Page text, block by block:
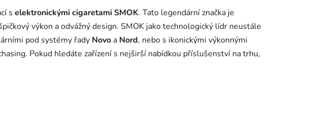
s elektronickými cigaretami SMOK. Tato legendární značka je
výkon a odvážný design. SMOK jako technologický lídr neustále
pod systémy řady Novo a Nord, nebo s ikonickými výkonnými
Pokud hledáte zařízení s nejširší nabídkou příslušenství na trhu,